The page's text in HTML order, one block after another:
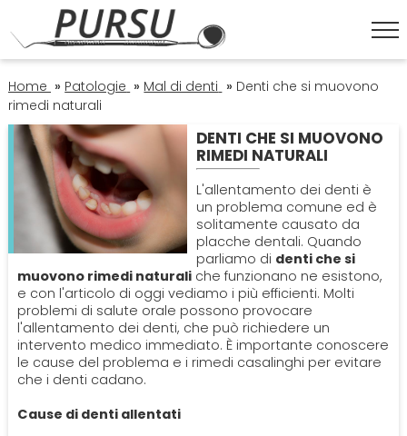
HOME
ESTETICA DENTALE
Corona Dentale
Faccette Dentali
Sbiancamento Denti
IGIENE ORALE
Igiene Orale
Lavare I Denti
Pulizia Denti
OPERATORI
Dentisti
Impianto Dentale
ORTODONZIA
Apparecchio
PATOLOGIE
PROTESI
Home » Patologie » Mal di denti » Denti che si muovono
rimedi naturali
DENTI CHE SI MUOVONO
RIMEDI NATURALI
L'allentamento dei denti è
un problema comune ed è
solitamente causato da
placche dentali. Quando
parliamo di denti che si
muovono rimedi naturaliche funzionano ne esistono,
e con l'articolo di oggi vediamo i più efficienti. Molti
problemi di salute orale possono provocare
l'allentamento dei denti, che può richiedere un
intervento medico immediato. È importante conoscere
le cause del problema e i rimedi casalinghi per evitare
che i denti cadano.
Cause di denti allentati